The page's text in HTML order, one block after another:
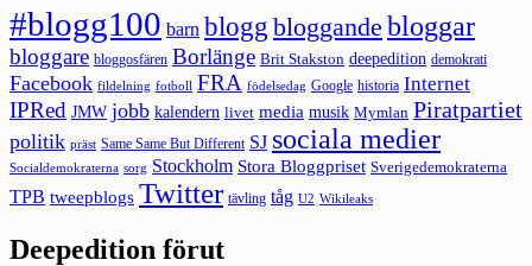
#blogg100 barn blogg bloggande bloggar
bloggare bloggosfären Borlänge Brit Stakston deepedition demokrati
Facebook fildelning fotboll FRA födelsedag Google historia Internet
IPRed JMW jobb kalendern livet media musik Mymlan Piratpartiet
politik präst Same Same But Different SJ sociala medier
Socialdemokraterna sorg Stockholm Stora Bloggpriset Sverigedemokraterna
TPB tweepblogs Twitter tävling tåg U2 Wikileaks
Deepedition förut